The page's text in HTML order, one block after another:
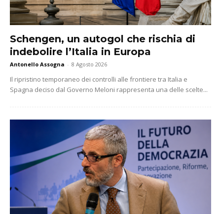
Schengen, un autogol che rischia di
indebolire l’Italia in Europa
Antonello Assogna - 8 Agosto 2026
Il ripristino temporaneo dei controlli alle frontiere tra Italia e
Spagna deciso dal Governo Meloni rappresenta una delle scelte...